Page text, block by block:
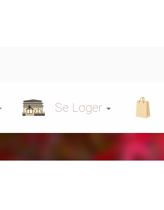
Se Loger